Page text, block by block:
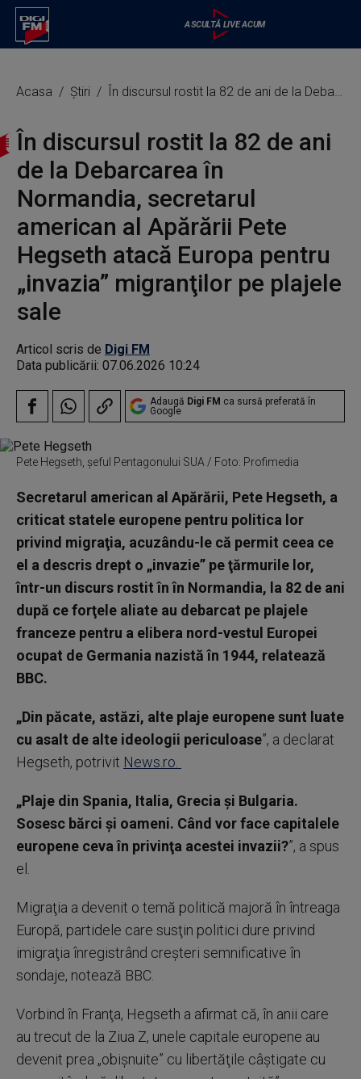
Acasa Știri În discursul rostit la 82 de ani de la Debarcarea în Normandia, secretarul american al Apărării Pete Hegseth atacă Europa pentru „invazia” migranţilor pe plajele sale
În discursul rostit la 82 de ani
de la Debarcarea în
Normandia, secretarul
american al Apărării Pete
Hegseth atacă Europa pentru
„invazia” migranţilor pe plajele
sale
Articol scris de Digi FM
Data publicării: 07.06.2026 10:24
Adaugă Digi FM ca sursă preferată în
Google
Pete Hegseth, șeful Pentagonului SUA / Foto: Profimedia
Secretarul american al Apărării, Pete Hegseth, a
criticat statele europene pentru politica lor
privind migraţia, acuzându-le că permit ceea ce
el a descris drept o „invazie” pe ţărmurile lor,
într-un discurs rostit în în Normandia, la 82 de ani
după ce forţele aliate au debarcat pe plajele
franceze pentru a elibera nord-vestul Europei
ocupat de Germania nazistă în 1944, relatează
BBC.
„Din păcate, astăzi, alte plaje europene sunt luate
cu asalt de alte ideologii periculoase”, a declarat
Hegseth, potrivit News.ro.
„Plaje din Spania, Italia, Grecia şi Bulgaria.
Sosesc bărci şi oameni. Când vor face capitalele
europene ceva în privinţa acestei invazii?”, a spus
el.
Migraţia a devenit o temă politică majoră în întreaga
Europă, partidele care susţin politici dure privind
imigraţia înregistrând creşteri semnificative în
sondaje, notează BBC.
Vorbind în Franţa, Hegseth a afirmat că, în anii care
au trecut de la Ziua Z, unele capitale europene au
devenit prea „obişnuite” cu libertăţile câştigate cu